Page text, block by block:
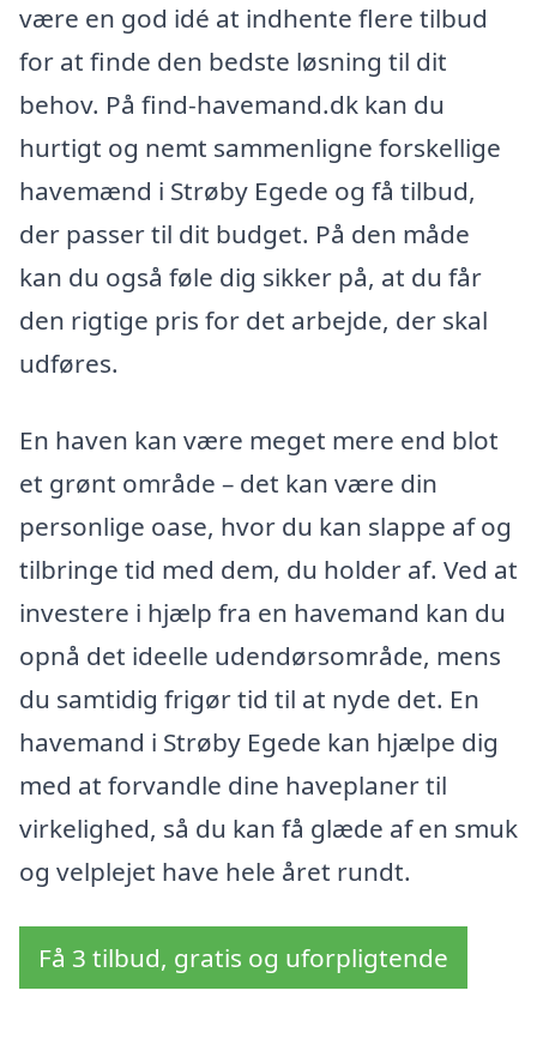
være en god idé at indhente flere tilbud
for at finde den bedste løsning til dit
behov. På find-havemand.dk kan du
hurtigt og nemt sammenligne forskellige
havemænd i Strøby Egede og få tilbud,
der passer til dit budget. På den måde
kan du også føle dig sikker på, at du får
den rigtige pris for det arbejde, der skal
udføres.
En haven kan være meget mere end blot
et grønt område – det kan være din
personlige oase, hvor du kan slappe af og
tilbringe tid med dem, du holder af. Ved at
investere i hjælp fra en havemand kan du
opnå det ideelle udendørsområde, mens
du samtidig frigør tid til at nyde det. En
havemand i Strøby Egede kan hjælpe dig
med at forvandle dine haveplaner til
virkelighed, så du kan få glæde af en smuk
og velplejet have hele året rundt.
Få 3 tilbud, gratis og uforpligtende